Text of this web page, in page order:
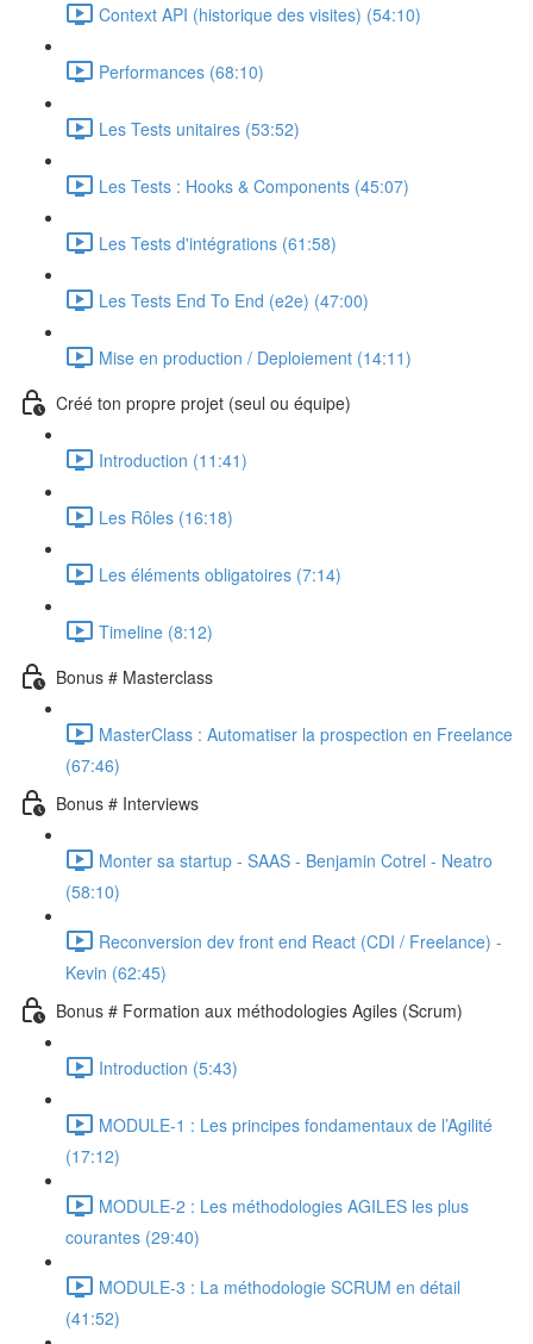
Context API (historique des visites) (54:10)
Performances (68:10)
Les Tests unitaires (53:52)
Les Tests : Hooks & Components (45:07)
Les Tests d'intégrations (61:58)
Les Tests End To End (e2e) (47:00)
Mise en production / Deploiement (14:11)
Créé ton propre projet (seul ou équipe)
Introduction (11:41)
Les Rôles (16:18)
Les éléments obligatoires (7:14)
Timeline (8:12)
Bonus # Masterclass
MasterClass : Automatiser la prospection en Freelance
(67:46)
Bonus # Interviews
Monter sa startup - SAAS - Benjamin Cotrel - Neatro
(58:10)
Reconversion dev front end React (CDI / Freelance) -
Kevin (62:45)
Bonus # Formation aux méthodologies Agiles (Scrum)
Introduction (5:43)
MODULE-1 : Les principes fondamentaux de l’Agilité
(17:12)
MODULE-2 : Les méthodologies AGILES les plus
courantes (29:40)
MODULE-3 : La méthodologie SCRUM en détail
(41:52)